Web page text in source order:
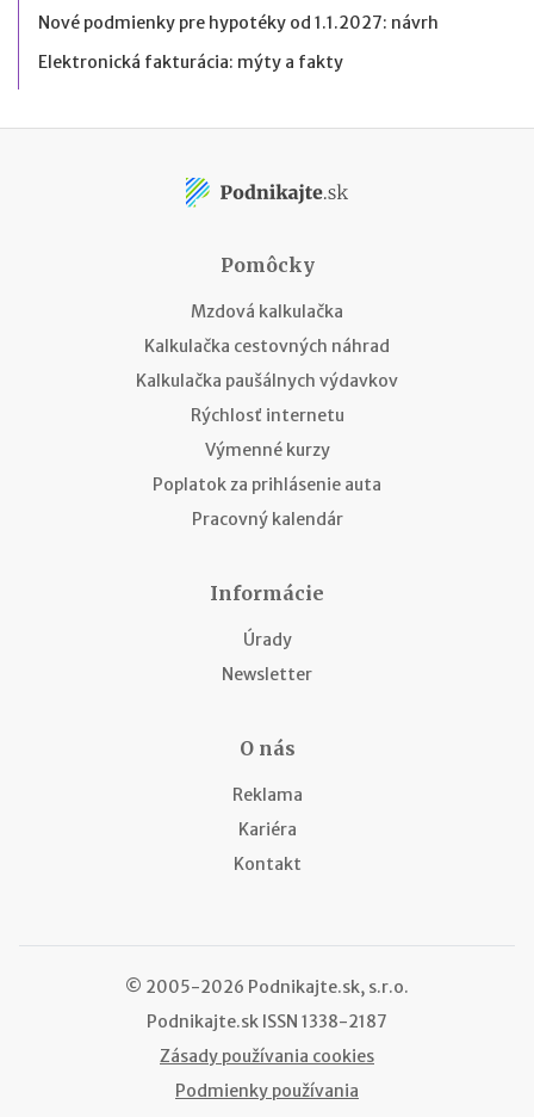
Nové podmienky pre hypotéky od 1.1.2027: návrh
Elektronická fakturácia: mýty a fakty
Pomôcky
Mzdová kalkulačka
Kalkulačka cestovných náhrad
Kalkulačka paušálnych výdavkov
Rýchlosť internetu
Výmenné kurzy
Poplatok za prihlásenie auta
Pracovný kalendár
Informácie
Úrady
Newsletter
O nás
Reklama
Kariéra
Kontakt
© 2005-2026 Podnikajte.sk, s.r.o.
Podnikajte.sk ISSN 1338-2187
Zásady používania cookies
Podmienky používania